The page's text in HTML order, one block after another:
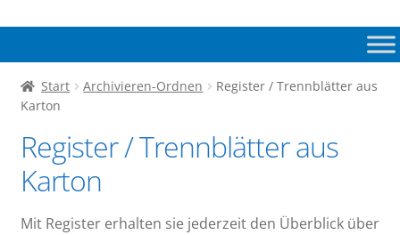
Start Archivieren-Ordnen
Register / Trennblätter aus
Karton
Register / Trennblätter aus
Karton
Mit Register erhalten sie jederzeit den Überblick über